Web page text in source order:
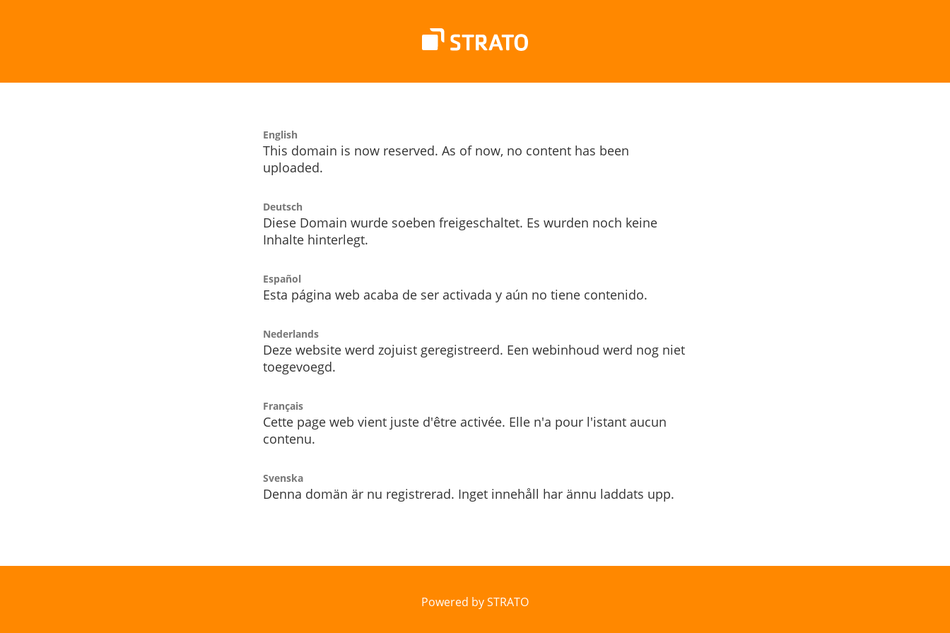
English
This domain is now reserved. As of now, no content has been
uploaded.
Deutsch
Diese Domain wurde soeben freigeschaltet. Es wurden noch keine
Inhalte hinterlegt.
Español
Esta página web acaba de ser activada y aún no tiene contenido.
Nederlands
Deze website werd zojuist geregistreerd. Een webinhoud werd nog niet
toegevoegd.
Français
Cette page web vient juste d'être activée. Elle n'a pour l'istant aucun
contenu.
Svenska
Denna domän är nu registrerad. Inget innehåll har ännu laddats upp.
Powered by STRATO